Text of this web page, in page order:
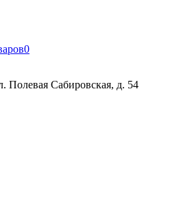
0
Полевая Сабировская, д. 54